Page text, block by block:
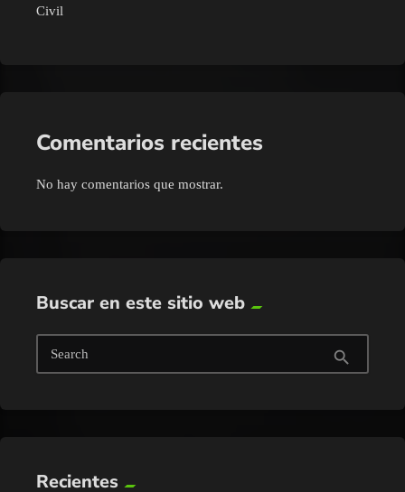
Civil
Comentarios recientes
No hay comentarios que mostrar.
Buscar en este sitio web
Search search
Recientes